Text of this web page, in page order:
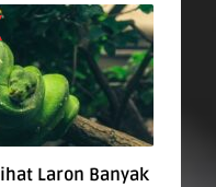
Laron Banyak